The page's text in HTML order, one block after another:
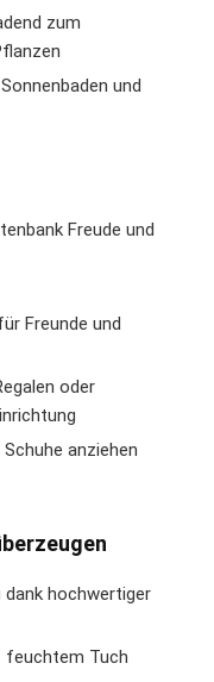
zum
und
Freude und
Freunde und
oder
anziehen
hochwertiger
feuchtem Tuch